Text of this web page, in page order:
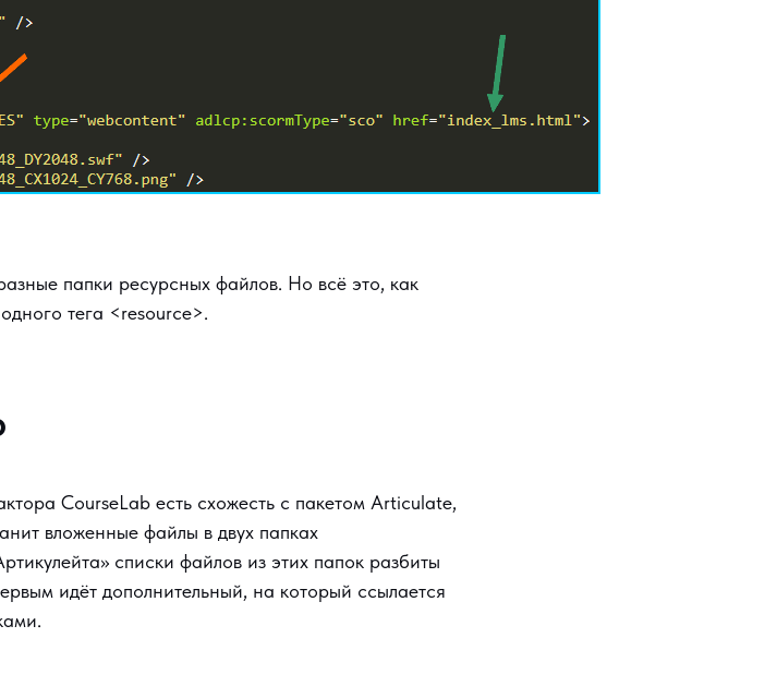
папки ресурсных файлов. Но всё это, как
тега <resource>.
CourseLab есть схожесть с пакетом Articulate,
вложенные файлы в двух папках
списки файлов из этих папок разбиты
идёт дополнительный, на который ссылается